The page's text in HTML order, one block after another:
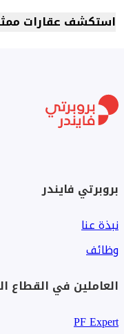
استكشف عقارات
بروبرتي فايندر
نبذة عنا
وظائف
العاملين في القطاع
PF Expert